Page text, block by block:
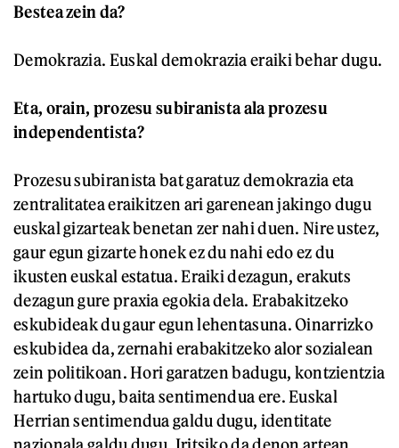
Bestea zein da?
Demokrazia. Euskal demokrazia eraiki behar dugu.
Eta, orain, prozesu subiranista ala prozesu
independentista?
Prozesu subiranista bat garatuz demokrazia eta
zentralitatea eraikitzen ari garenean jakingo dugu
euskal gizarteak benetan zer nahi duen. Nire ustez,
gaur egun gizarte honek ez du nahi edo ez du
ikusten euskal estatua. Eraiki dezagun, erakuts
dezagun gure praxia egokia dela. Erabakitzeko
eskubideak du gaur egun lehentasuna. Oinarrizko
eskubidea da, zernahi erabakitzeko alor sozialean
zein politikoan. Hori garatzen badugu, kontzientzia
hartuko dugu, baita sentimendua ere. Euskal
Herrian sentimendua galdu dugu, identitate